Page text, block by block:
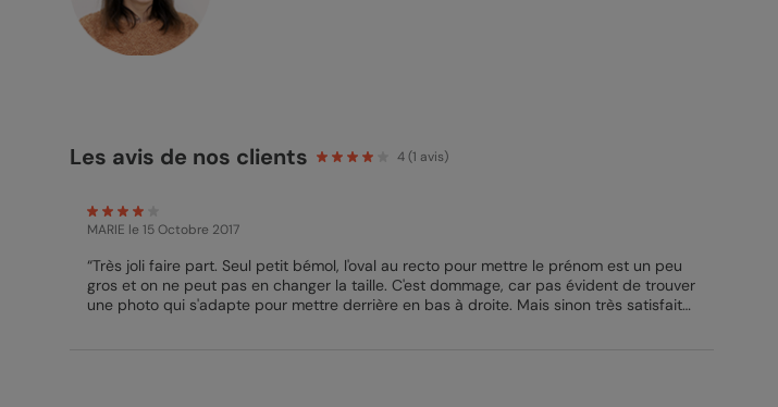
Les avis de nos clients 4(1 avis)
MARIE le 15 Octobre 2017
“Très joli faire part. Seul petit bémol, l'oval au recto pour mettre le prénom est un peu
gros et on ne peut pas en changer la taille. C'est dommage, car pas évident de trouver
une photo qui s'adapte pour mettre derrière en bas à droite. Mais sinon très satisfaite,